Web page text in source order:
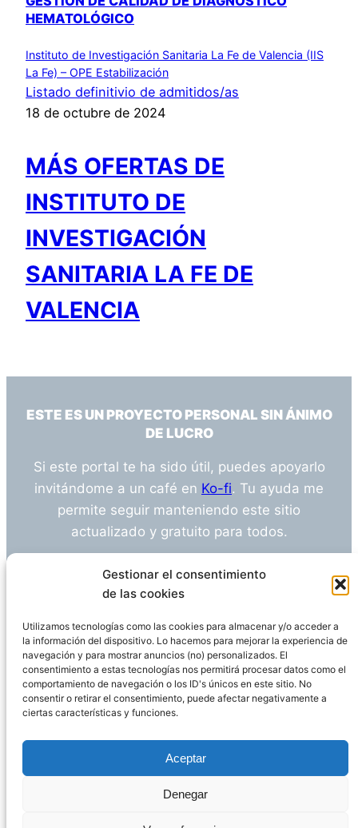
Gestionar el consentimiento
de las cookies
Utilizamos tecnologías como las cookies para almacenar y/o acceder a
la información del dispositivo. Lo hacemos para mejorar la experiencia de
navegación y para mostrar anuncios (no) personalizados. El
consentimiento a estas tecnologías nos permitirá procesar datos como el
comportamiento de navegación o los ID's únicos en este sitio. No
consentir o retirar el consentimiento, puede afectar negativamente a
ciertas características y funciones.
Aceptar
Denegar
HEMATOLÓGICO
Instituto de Investigación Sanitaria La Fe de Valencia (IIS
La Fe) – OPE Estabilización
Listado definitivio de admitidos/as
18 de octubre de 2024
MÁS OFERTAS DE
INSTITUTO DE
INVESTIGACIÓN
SANITARIA LA FE DE
VALENCIA
ESTE ES UN PROYECTO PERSONAL SIN ÁNIMO
DE LUCRO
Si este portal te ha sido útil, puedes apoyarlo
invitándome a un café en Ko-fi. Tu ayuda me
permite seguir manteniendo este sitio
actualizado y gratuito para todos.
¿Tienes alguna duda o sugerencia? Escríbeme
info@empleosanitarioinvestigacion.es
Descargo de Responsabilidad
Declaración de Privacidad Política de cookies
WordPress
Página administrada por Javier Ripoll